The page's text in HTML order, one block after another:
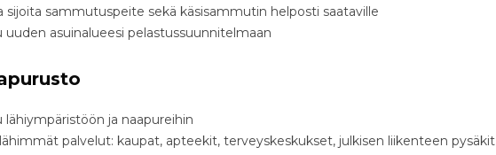
sijoita sammutuspeite sekä käsisammutin helposti saataville
uuden asuinalueesi pelastussuunnitelmaan
lähiympäristöön ja naapureihin
palvelut: kaupat, apteekit, terveyskeskukset, julkisen liikenteen pysäkit